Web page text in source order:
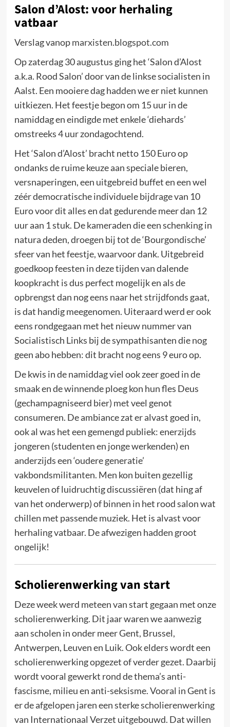
Salon d’Alost: voor herhaling
vatbaar
Verslag vanopmarxisten.blogspot.com
Op zaterdag 30 augustus ging het ‘Salon d’Alost
a.k.a. Rood Salon’ door van de linkse socialisten in
Aalst. Een mooiere dag hadden we er niet kunnen
uitkiezen. Het feestje begon om 15 uur in de
namiddag en eindigde met enkele ‘diehards’
omstreeks 4 uur zondagochtend.
Het ‘Salon d’Alost’ bracht netto 150 Euro op
ondanks de ruime keuze aan speciale bieren,
versnaperingen, een uitgebreid buffet en een wel
zéér democratische individuele bijdrage van 10
Euro voor dit alles en dat gedurende meer dan 12
uur aan 1 stuk. De kameraden die een schenking in
natura deden, droegen bij tot de ‘Bourgondische’
sfeer van het feestje, waarvoor dank. Uitgebreid
goedkoop feesten in deze tijden van dalende
koopkracht is dus perfect mogelijk en als de
opbrengst dan nog eens naar het strijdfonds gaat,
is dat handig meegenomen. Uiteraard werd er ook
eens rondgegaan met het nieuw nummer van
Socialistisch Links bij de sympathisanten die nog
geen abo hebben: dit bracht nog eens 9 euro op.
De kwis in de namiddag viel ook zeer goed in de
smaak en de winnende ploeg kon hun fles Deus
(gechampagniseerd bier) met veel genot
consumeren. De ambiance zat er alvast goed in,
ook al was het een gemengd publiek: enerzijds
jongeren (studenten en jonge werkenden) en
anderzijds een ‘oudere generatie’
vakbondsmilitanten. Men kon buiten gezellig
keuvelen of luidruchtig discussiëren (dat hing af
van het onderwerp) of binnen in het rood salon wat
chillen met passende muziek. Het is alvast voor
herhaling vatbaar. De afwezigen hadden groot
ongelijk!
Scholierenwerking van start
Deze week werd meteen van start gegaan met onze
scholierenwerking. Dit jaar waren we aanwezig
aan scholen in onder meer Gent, Brussel,
Antwerpen, Leuven en Luik. Ook elders wordt een
scholierenwerking opgezet of verder gezet. Daarbij
wordt vooral gewerkt rond de thema’s anti-
fascisme, milieu en anti-seksisme. Vooral in Gent is
er de afgelopen jaren een sterke scholierenwerking
van Internationaal Verzet uitgebouwd. Dat willen